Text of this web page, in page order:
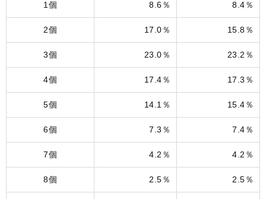
1個 8.6％ 8.4％
2個 17.0％ 15.8％
3個 23.0％ 23.2％
4個 17.4％ 17.3％
5個 14.1％ 15.4％
6個 7.3％ 7.4％
7個 4.2％ 4.2％
8個 2.5％ 2.5％